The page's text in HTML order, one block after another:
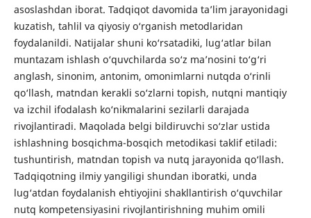
asoslashdan iborat. Tadqiqot davomida ta’lim jarayonidagi
kuzatish, tahlil va qiyosiy o‘rganish metodlaridan
foydalanildi. Natijalar shuni ko‘rsatadiki, lug‘atlar bilan
muntazam ishlash o‘quvchilarda so‘z ma’nosini to‘g‘ri
anglash, sinonim, antonim, omonimlarni nutqda o‘rinli
qo‘llash, matndan kerakli so‘zlarni topish, nutqni mantiqiy
va izchil ifodalash ko‘nikmalarini sezilarli darajada
rivojlantiradi. Maqolada belgi bildiruvchi so‘zlar ustida
ishlashning bosqichma-bosqich metodikasi taklif etiladi:
tushuntirish, matndan topish va nutq jarayonida qo‘llash.
Tadqiqotning ilmiy yangiligi shundan iboratki, unda
lug‘atdan foydalanish ehtiyojini shakllantirish o‘quvchilar
nutq kompetensiyasini rivojlantirishning muhim omili